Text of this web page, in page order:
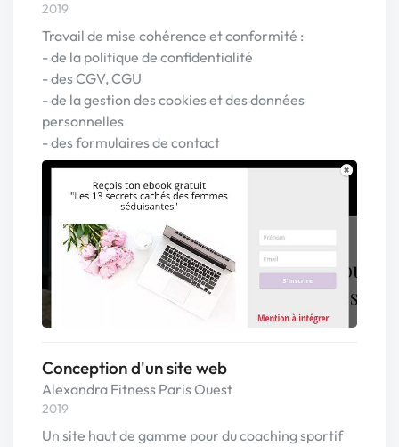
2019
Travail de mise cohérence et conformité :
- de la politique de confidentialité
- des CGV, CGU
- de la gestion des cookies et des données
personnelles
- des formulaires de contact
Conception d'un site web
Alexandra Fitness Paris Ouest
2019
Un site haut de gamme pour du coaching sportif